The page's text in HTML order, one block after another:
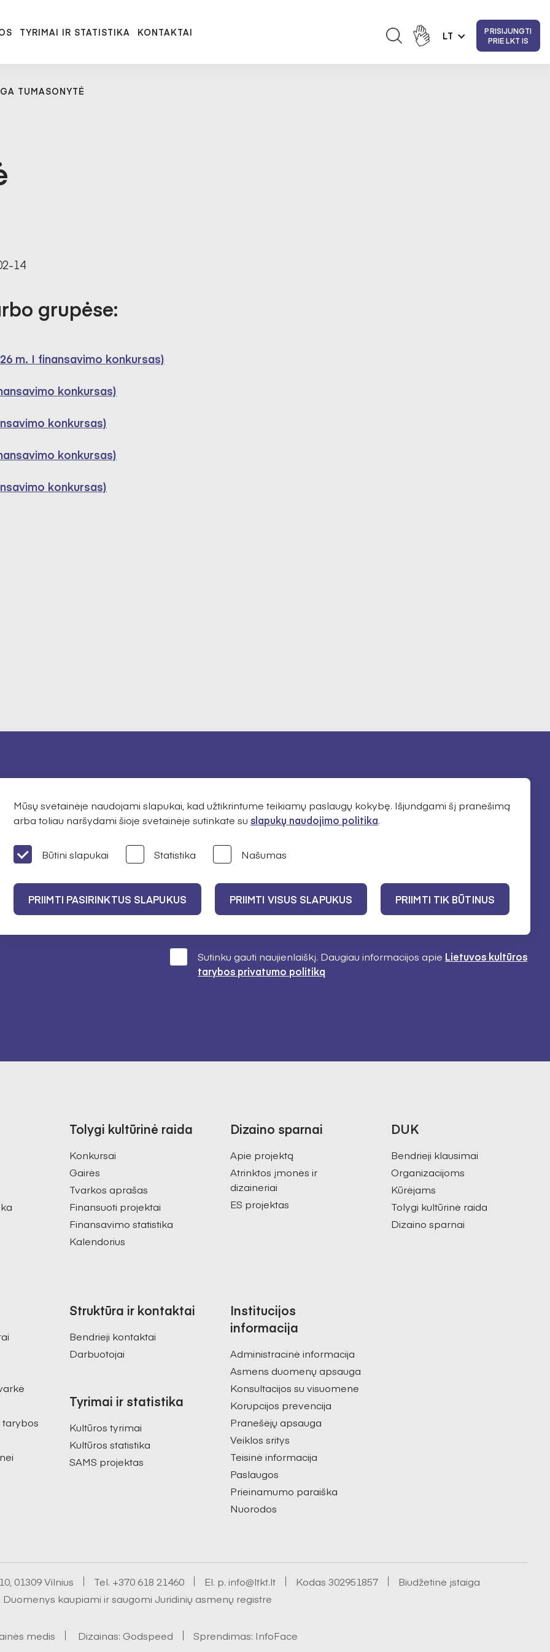
TYRIMAI IR STATISTIKA KONTAKTAI LT
PRISIJUNGTI
PRIE LKT IS
TUMASONYTĖ
14
grupėse:
m. I finansavimo konkursas)
konkursas)
konkursas)
konkursas)
konkursas)
finansavimą,
NORIU NAUJIENŲ
Sutinku gauti naujienlaiškį. Daugiau informacijos apie Lietuvos kultūros
tarybos privatumo politiką
Tolygi kultūrinė raida
Konkursai
Gairės
Tvarkos aprašas
Finansuoti projektai
Finansavimo statistika
Kalendorius
Dizaino sparnai
Apie projektą
Atrinktos įmonės ir
dizaineriai
ES projektas
DUK
Bendrieji klausimai
Organizacijoms
Kūrėjams
Tolygi kultūrinė raida
Dizaino sparnai
tarybos
Struktūra ir kontaktai
Bendrieji kontaktai
Darbuotojai
Tyrimai ir statistika
Kultūros tyrimai
Kultūros statistika
SAMS projektas
Institucijos
informacija
Administracinė informacija
Asmens duomenų apsauga
Konsultacijos su visuomene
Korupcijos prevencija
Pranešėjų apsauga
Veiklos sritys
Teisinė informacija
Paslaugos
Prieinamumo paraiška
Nuorodos
01309 Vilnius Tel. +370 618 21460 El. p. info@ltkt.lt Kodas 302951857
Biudžetinė įstaiga
Duomenys kaupiami ir saugomi Juridinių asmenų registre
medis Dizainas: Godspeed Sprendimas: InfoFace
Mūsų svetainėje naudojami slapukai, kad užtikrintume teikiamų paslaugų kokybę. Išjundgami šį pranešimą
arba toliau naršydami šioje svetainėje sutinkate su slapukų naudojimo politika.
Būtini slapukai Statistika Našumas
PRIIMTI PASIRINKTUS SLAPUKUS PRIIMTI VISUS SLAPUKUS PRIIMTI TIK BŪTINUS